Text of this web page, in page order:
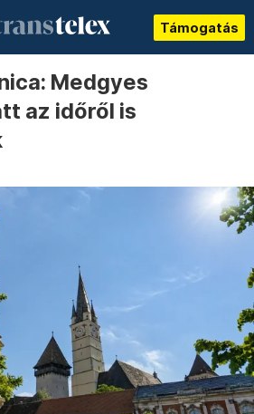
Támogatás
Medgyes
az időről is